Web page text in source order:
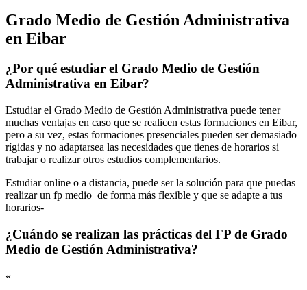
Grado Medio de Gestión Administrativa
en Eibar
¿Por qué estudiar el Grado Medio de Gestión
Administrativa en Eibar?
Estudiar el Grado Medio de Gestión Administrativa puede tener
muchas ventajas en caso que se realicen estas formaciones en Eibar,
pero a su vez, estas formaciones presenciales pueden ser demasiado
rígidas y no adaptarsea las necesidades que tienes de horarios si
trabajar o realizar otros estudios complementarios.
Estudiar online o a distancia, puede ser la solución para que puedas
realizar un fp medio de forma más flexible y que se adapte a tus
horarios-
¿Cuándo se realizan las prácticas del FP de Grado
Medio de Gestión Administrativa?
«